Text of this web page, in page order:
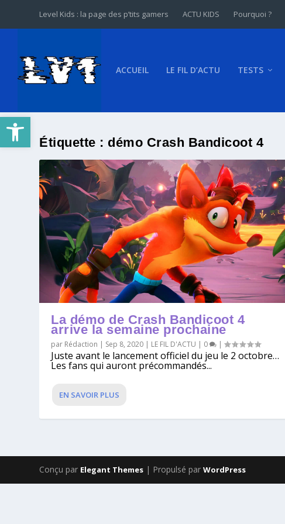
Ouvrir la barre d’outils
Level Kids : la page des p’tits gamers ACTU KIDS Pourquoi ?
ACCUEIL LE FIL D’ACTU TESTS
Étiquette : démo Crash Bandicoot 4
La démo de Crash Bandicoot 4
arrive la semaine prochaine
par Rédaction | Sep 8, 2020 | LE FIL D'ACTU | 0 |
Juste avant le lancement officiel du jeu le 2 octobre…
Les fans qui auront précommandés...
EN SAVOIR PLUS
Conçu par Elegant Themes | Propulsé parWordPress